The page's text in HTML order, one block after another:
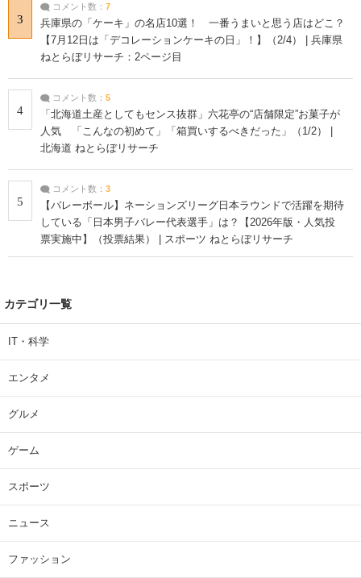
3
コメント数： 7
兵庫県の「ケーキ」の名店10選！ 一番うまいと思う店はどこ？
【7月12日は「デコレーションケーキの日」！】（2/4） | 兵庫県
ねとらぼリサーチ：2ページ目
4
コメント数： 5
「北海道土産としてもセンス抜群」六花亭の“店舗限定”お菓子が
人気 「こんなの初めて」「箱買いするべきだった」（1/2） |
北海道 ねとらぼリサーチ
5
コメント数： 3
【バレーボール】ネーションズリーグ日本ラウンドで活躍を期待
している「日本男子バレー代表選手」は？【2026年版・人気投
票実施中】（投票結果） | スポーツ ねとらぼリサーチ
カテゴリ一覧
IT・科学
エンタメ
グルメ
ゲーム
スポーツ
ニュース
ファッション